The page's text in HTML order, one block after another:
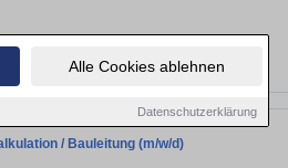
Alle Cookies ablehnen
Datenschutzerklärung
/ Bauleitung (m/w/d)